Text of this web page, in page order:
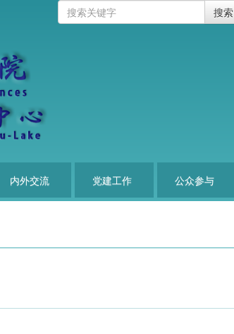
搜索
内外交流 党建工作 公众参与